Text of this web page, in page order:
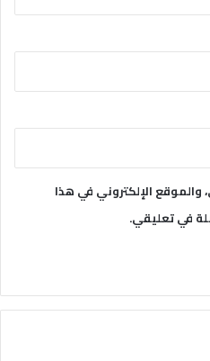
الإلكتروني في هذا
في تعليقي.